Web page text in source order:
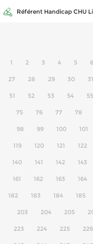
Référent Handicap CHU
1 2 3 4 5 6
27 28 29 30 31
51 52 53 54 55
75 76 77 78
98 99 100 101
119 120 121 122
140 141 142 143
161 162 163 164
182 183 184 185
203 204 205
223 224 225 226